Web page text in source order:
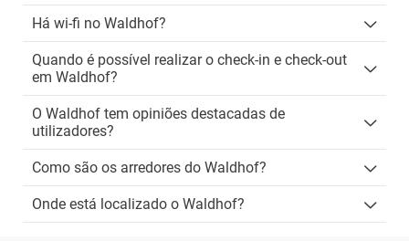
Há wi-fi no Waldhof?
Quando é possível realizar o check-in e check-out
em Waldhof?
O Waldhof tem opiniões destacadas de
utilizadores?
Como são os arredores do Waldhof?
Onde está localizado o Waldhof?